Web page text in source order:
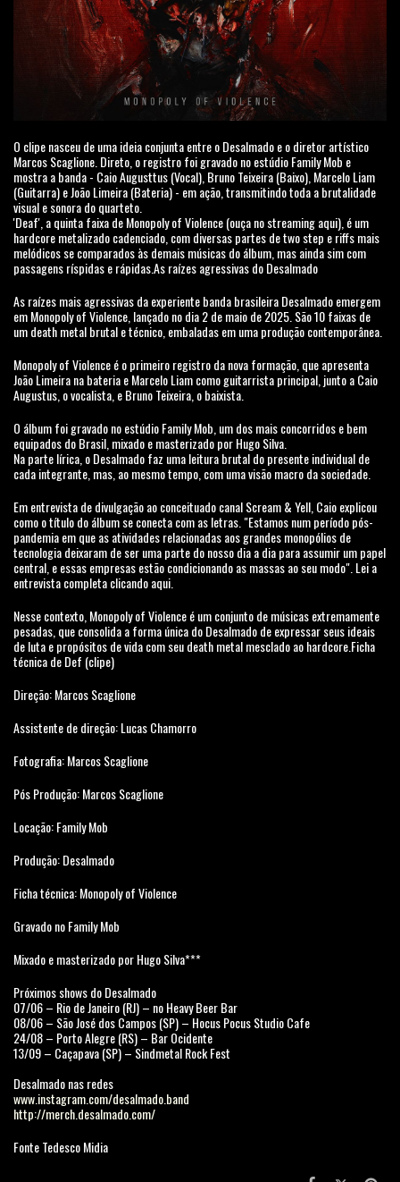
O clipe nasceu de uma ideia conjunta entre o Desalmado e o diretor artístico
Marcos Scaglione. Direto, o registro foi gravado no estúdio Family Mob e
mostra a banda - Caio Augusttus (Vocal), Bruno Teixeira (Baixo), Marcelo Liam
(Guitarra) e João Limeira (Bateria) - em ação, transmitindo toda a brutalidade
visual e sonora do quarteto.
'Deaf', a quinta faixa de Monopoly of Violence (ouça no streaming aqui), é um
hardcore metalizado cadenciado, com diversas partes de two step e riffs mais
melódicos se comparados às demais músicas do álbum, mas ainda sim com
passagens ríspidas e rápidas.As raízes agressivas do Desalmado
As raízes mais agressivas da experiente banda brasileira Desalmado emergem
em Monopoly of Violence, lançado no dia 2 de maio de 2025. São 10 faixas de
um death metal brutal e técnico, embaladas em uma produção contemporânea.
Monopoly of Violence é o primeiro registro da nova formação, que apresenta
João Limeira na bateria e Marcelo Liam como guitarrista principal, junto a Caio
Augustus, o vocalista, e Bruno Teixeira, o baixista.
O álbum foi gravado no estúdio Family Mob, um dos mais concorridos e bem
equipados do Brasil, mixado e masterizado por Hugo Silva.
Na parte lírica, o Desalmado faz uma leitura brutal do presente individual de
cada integrante, mas, ao mesmo tempo, com uma visão macro da sociedade.
Em entrevista de divulgação ao conceituado canal Scream & Yell, Caio explicou
como o título do álbum se conecta com as letras. "Estamos num período pós-
pandemia em que as atividades relacionadas aos grandes monopólios de
tecnologia deixaram de ser uma parte do nosso dia a dia para assumir um papel
central, e essas empresas estão condicionando as massas ao seu modo". Lei a
entrevista completa clicando aqui.
Nesse contexto, Monopoly of Violence é um conjunto de músicas extremamente
pesadas, que consolida a forma única do Desalmado de expressar seus ideais
de luta e propósitos de vida com seu death metal mesclado ao hardcore.Ficha
técnica de Def (clipe)
Direção: Marcos Scaglione
Assistente de direção: Lucas Chamorro
Fotografia: Marcos Scaglione
Pós Produção: Marcos Scaglione
Locação: Family Mob
Produção: Desalmado
Ficha técnica: Monopoly of Violence
Gravado no Family Mob
Mixado e masterizado por Hugo Silva***
Próximos shows do Desalmado
07/06 – Rio de Janeiro (RJ) – no Heavy Beer Bar
08/06 – São José dos Campos (SP) – Hocus Pocus Studio Cafe
24/08 – Porto Alegre (RS) – Bar Ocidente
13/09 – Caçapava (SP) – Sindmetal Rock Fest
Desalmado nas redes
www.instagram.com/desalmado.band
http://merch.desalmado.com/
Fonte Tedesco Midia